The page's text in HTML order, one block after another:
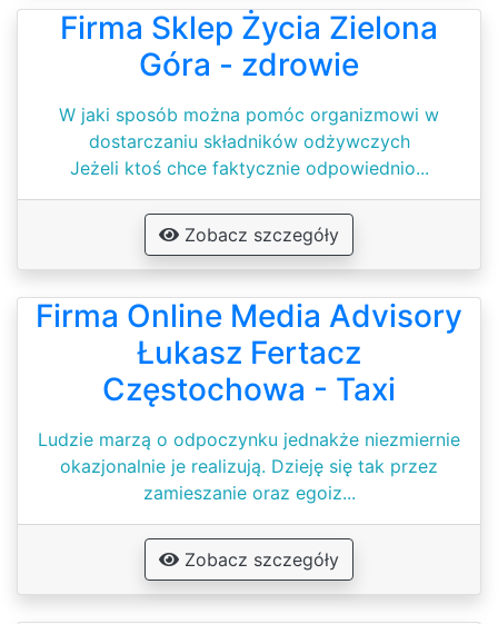
Firma Sklep Życia Zielona
Góra - zdrowie
W jaki sposób można pomóc organizmowi w
dostarczaniu składników odżywczych
Jeżeli ktoś chce faktycznie odpowiednio...
Zobacz szczegóły
Firma Online Media Advisory
Łukasz Fertacz
Częstochowa - Taxi
Ludzie marzą o odpoczynku jednakże niezmiernie
okazjonalnie je realizują. Dzieję się tak przez
zamieszanie oraz egoiz...
Zobacz szczegóły